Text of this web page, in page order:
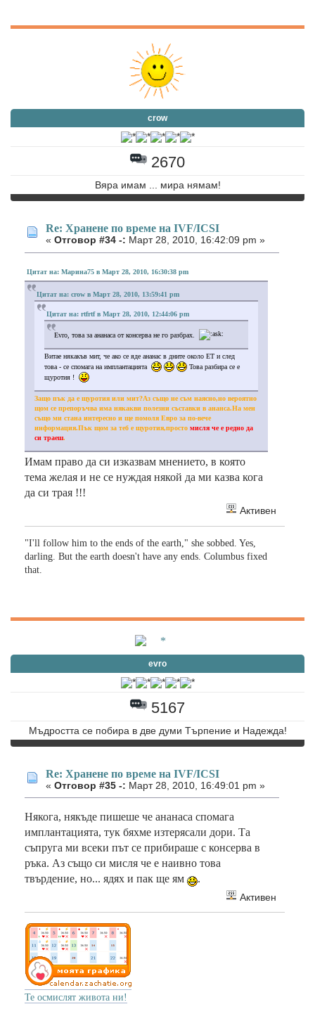
crow
2670
Вяра имам ... мира нямам!
Re: Хранене по време на IVF/ICSI
« Отговор #34 -: Март 28, 2010, 16:42:09 pm »
Цитат на: Марина75 в Март 28, 2010, 16:30:38 pm
Цитат на: crow в Март 28, 2010, 13:59:41 pm
Цитат на: rtfrtf в Март 28, 2010, 12:44:06 pm
Evro, това за ананаса от консерва не го разбрах.
Витае някакъв мит, че ако се яде ананас в дните около ЕТ и след
това - се спомага на имплантацията
Това разбира се е
щуротия !
Защо пък да е щуротия или мит?Аз също не съм наясно,но вероятно
щом се препоръчва има някакви полезни съставки в ананса.На мен
също ми стана интересно и ще помоля Евро за по-вече
информация.Пък щом за теб е щуротия,просто мисля че е редно да
си траеш.
Имам право да си изказвам мнението, в която
тема желая и не се нуждая някой да ми казва кога
да си трая !!!
Активен
"I'll follow him to the ends of the earth," she sobbed. Yes,
darling. But the earth doesn't have any ends. Columbus fixed
that.
evro
5167
Мъдростта се побира в две думи Търпение и Надежда!
Re: Хранене по време на IVF/ICSI
« Отговор #35 -: Март 28, 2010, 16:49:01 pm »
Някога, някъде пишеше че ананаса спомага
имплантацията, тук бяхме изтерясали дори. Та
съпруга ми всеки път се прибираше с консерва в
ръка. Аз също си мисля че е наивно това
твърдение, но... ядях и пак ще ям
.
Активен
Те осмислят живота ни!